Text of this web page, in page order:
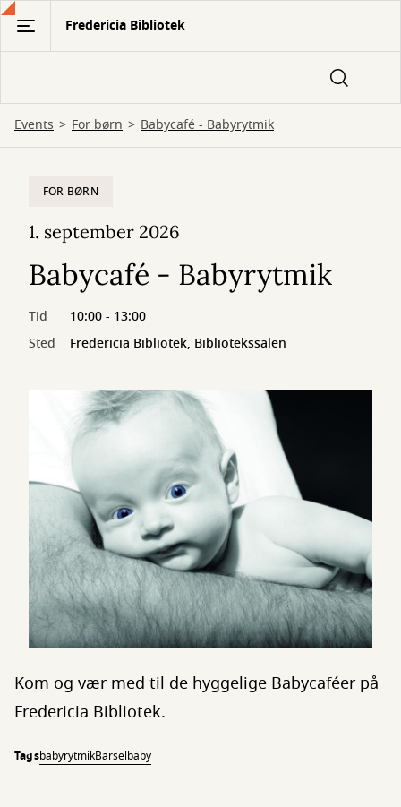
Gå
hovedindhold
Fredericia Bibliotek
Events For børn Babycafé - Babyrytmik
FOR BØRN
1. september 2026
Babycafé - Babyrytmik
Tid
10:00 - 13:00
Sted
Fredericia Bibliotek, Bibliotekssalen
Kom og vær med til de hyggelige Babycaféer på
Fredericia Bibliotek.
TagsbabyrytmikBarselbaby